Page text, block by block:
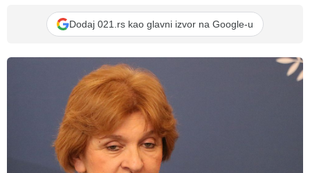
Dodaj 021.rs kao glavni izvor na Google-u